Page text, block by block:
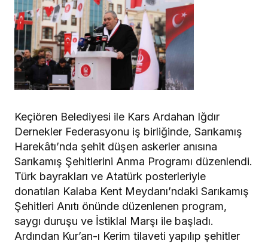
Keçiören Belediyesi ile Kars Ardahan Iğdır
Dernekler Federasyonu iş birliğinde, Sarıkamış
Harekâtı’nda şehit düşen askerler anısına
Sarıkamış Şehitlerini Anma Programı düzenlendi.
Türk bayrakları ve Atatürk posterleriyle
donatılan Kalaba Kent Meydanı’ndaki Sarıkamış
Şehitleri Anıtı önünde düzenlenen program,
saygı duruşu ve İstiklal Marşı ile başladı.
Ardından Kur’an-ı Kerim tilaveti yapılıp şehitler